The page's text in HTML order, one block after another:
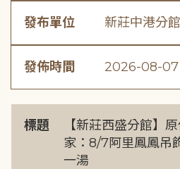
發布單位 新莊中港分館
發佈時間 2026-08-07
標題
【新莊西盛分館】
家：8/7阿里鳳鳳吊
一湯